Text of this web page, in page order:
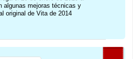
algunas mejoras técnicas y
original de Vita de 2014